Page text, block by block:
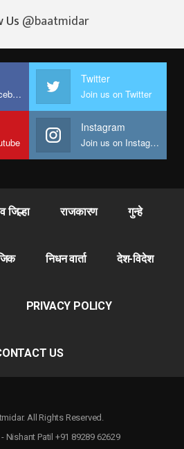
Us @baatmidar
Join us on Facebook
Twitter
Join us on Twitter
Instagram
Join us on Instagram
जिल्हा राजकारण गुन्हे
निधन वार्ता देश-विदेश
PRIVACY POLICY
US
All Rights Reserved.
Nishant Patil +91 89289 62629